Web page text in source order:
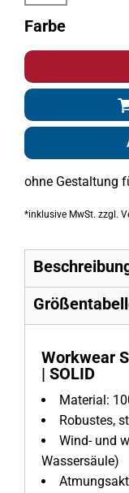
Farbe
ohne Gestaltung
*inklusive MwSt. zzgl.
Workwear
| SOLID
Material:
Robustes,
Wind- und
Wassersäule)